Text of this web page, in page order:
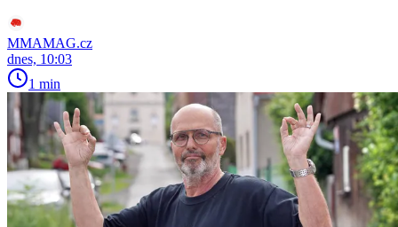
MMAMAG.cz
dnes, 10:03
1 min